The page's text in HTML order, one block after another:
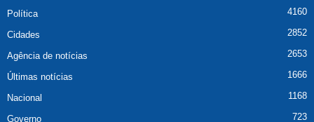
Política 4160
Cidades 2852
Agência de notícias 2653
Últimas notícias 1666
Nacional 1168
Governo 723